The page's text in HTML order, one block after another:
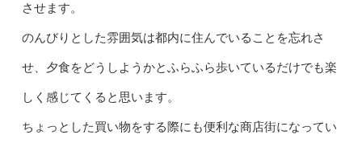
させます。
のんびりとした雰囲気は都内に住んでいることを忘れさ
せ、夕食をどうしようかとふらふら歩いているだけでも楽
しく感じてくると思います。
ちょっとした買い物をする際にも便利な商店街になってい